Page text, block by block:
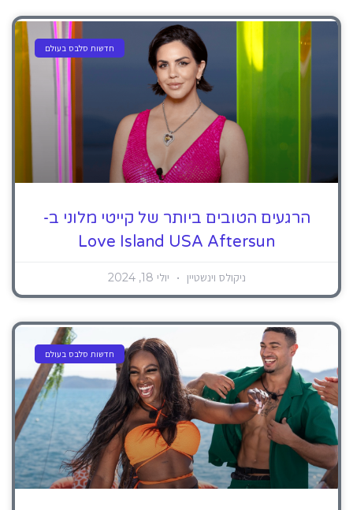
חדשות סלבס בעולם
הרגעים הטובים ביותר של קייטי מלוני ב-
Love Island USA Aftersun
ניקולס וינשטיין יולי 18, 2024
חדשות סלבס בעולם